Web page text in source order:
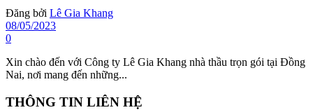
Đăng bởi Lê Gia Khang
08/05/2023
0
Xin chào đến với Công ty Lê Gia Khang nhà thầu trọn gói tại Đồng
Nai, nơi mang đến những...
THÔNG TIN LIÊN HỆ